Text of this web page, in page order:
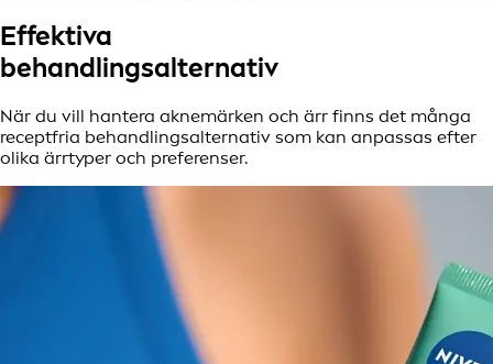
Effektiva
behandlingsalternativ
När du vill hantera aknemärken och ärr finns det många
receptfria behandlingsalternativ som kan anpassas efter
olika ärrtyper och preferenser.